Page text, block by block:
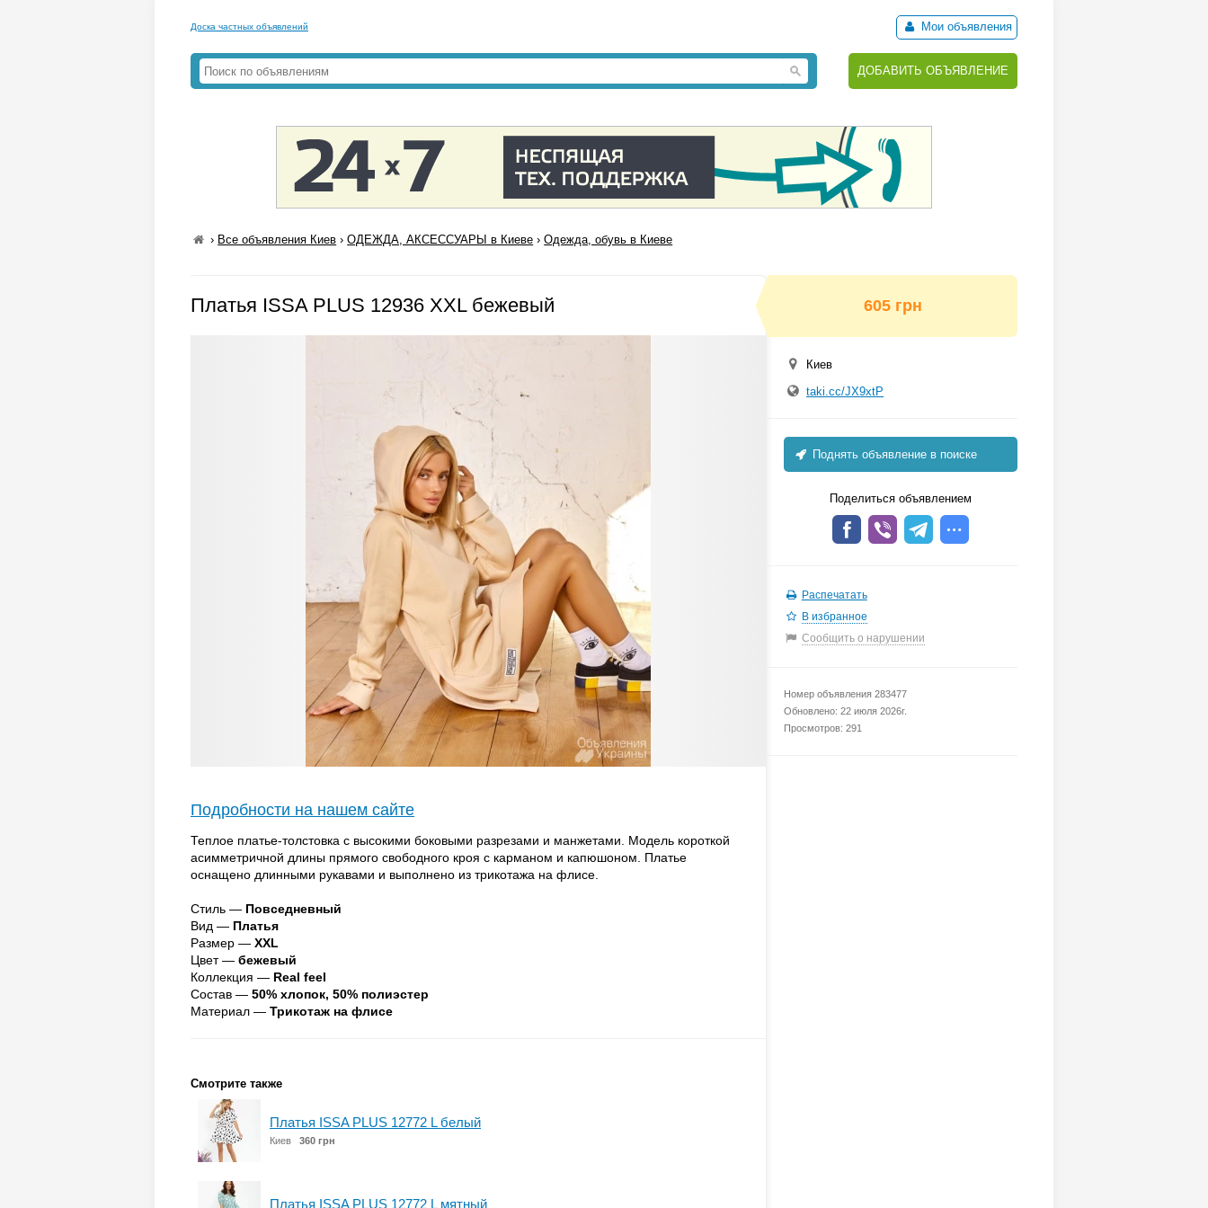
Доска частных объявлений Мои объявления
ДОБАВИТЬ ОБЪЯВЛЕНИЕ
› Все объявления Киев ›ОДЕЖДА, АКСЕССУАРЫ в Киеве ›Одежда, обувь в Киеве
Платья ISSA PLUS 12936 XXL бежевый
Подробности на нашем сайте
Теплое платье-толстовка с высокими боковыми разрезами и манжетами. Модель короткой
асимметричной длины прямого свободного кроя с карманом и капюшоном. Платье
оснащено длинными рукавами и выполнено из трикотажа на флисе.
Стиль — Повседневный
Вид — Платья
Размер — XXL
Цвет — бежевый
Коллекция — Real feel
Состав — 50% хлопок, 50% полиэстер
Материал — Трикотаж на флисе
Смотрите также
Платья ISSA PLUS 12772 L белый
Киев 360 грн
Платья ISSA PLUS 12772 L мятный
605 грн
Киев
taki.cc/JX9xtP
Поднять объявление в поиске
Поделиться объявлением
Распечатать
В избранное
Сообщить о нарушении
Номер объявления 283477
Обновлено: 22 июля 2026г.
Просмотров: 291